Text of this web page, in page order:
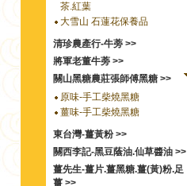
茶.紅葉
大雪山 石蓮花保養品
清珍農產行-牛蒡 >>
將軍老董牛蒡 >>
關山黑糖農莊張師傅黑糖 >>
原味-手工柴燒黑糖
薑味-手工柴燒黑糖
東台灣-薑黃粉 >>
關西李記-黑豆蔭油.仙草醬油 >>
薑先生-薑片.薑黑糖.薑(黃)粉.足
薑 >>